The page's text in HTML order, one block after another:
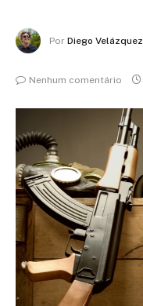
Por Diego Velázquez
Nenhum comentário